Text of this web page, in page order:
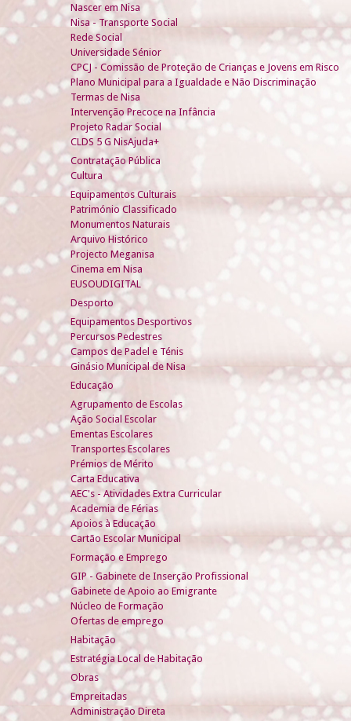
Nascer em Nisa
Nisa - Transporte Social
Rede Social
Universidade Sénior
CPCJ - Comissão de Proteção de Crianças e Jovens em Risco
Plano Municipal para a Igualdade e Não Discriminação
Termas de Nisa
Intervenção Precoce na Infância
Projeto Radar Social
CLDS 5 G NisAjuda+
Contratação Pública
Cultura
Equipamentos Culturais
Património Classificado
Monumentos Naturais
Arquivo Histórico
Projecto Meganisa
Cinema em Nisa
EUSOUDIGITAL
Desporto
Equipamentos Desportivos
Percursos Pedestres
Campos de Padel e Ténis
Ginásio Municipal de Nisa
Educação
Agrupamento de Escolas
Ação Social Escolar
Ementas Escolares
Transportes Escolares
Prémios de Mérito
Carta Educativa
AEC's - Atividades Extra Curricular
Academia de Férias
Apoios à Educação
Cartão Escolar Municipal
Formação e Emprego
GIP - Gabinete de Inserção Profissional
Gabinete de Apoio ao Emigrante
Núcleo de Formação
Ofertas de emprego
Habitação
Estratégia Local de Habitação
Obras
Empreitadas
Administração Direta